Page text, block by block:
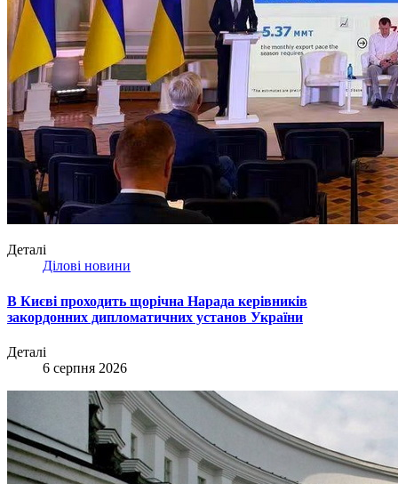
Деталі
Ділові новини
В Києві проходить щорічна Нарада керівників
закордонних дипломатичних установ України
Деталі
6 серпня 2026